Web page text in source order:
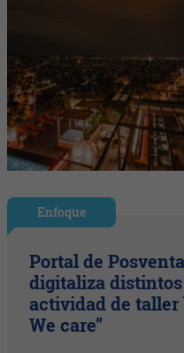
Enfoque
Portal de
digitaliza
actividad de taller
We care”